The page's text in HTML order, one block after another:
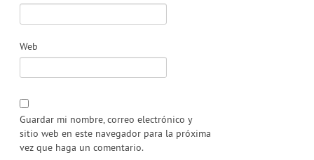
Web
Guardar mi nombre, correo electrónico y
sitio web en este navegador para la próxima
vez que haga un comentario.